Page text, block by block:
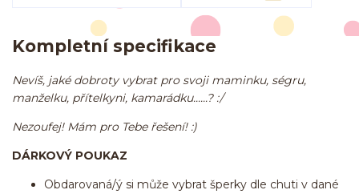
Kompletní specifikace
Nevíš, jaké dobroty vybrat pro svoji maminku, ségru,
manželku, přítelkyni, kamarádku......? :/
Nezoufej! Mám pro Tebe řešení! :)
DÁRKOVÝ POUKAZ
Obdarovaná/ý si může vybrat šperky dle chuti v dané